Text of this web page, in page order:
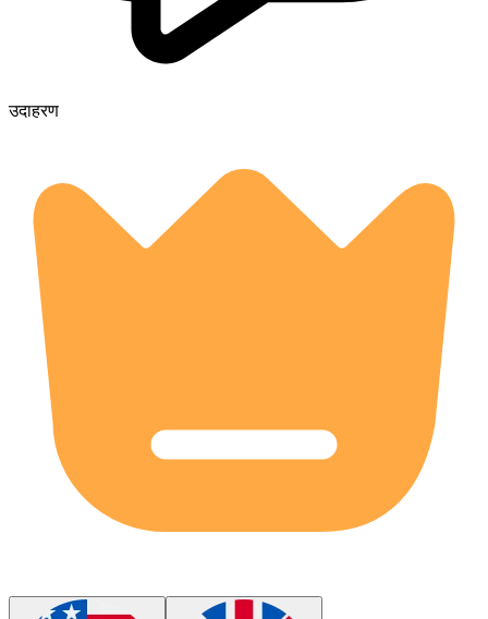
उदाहरण